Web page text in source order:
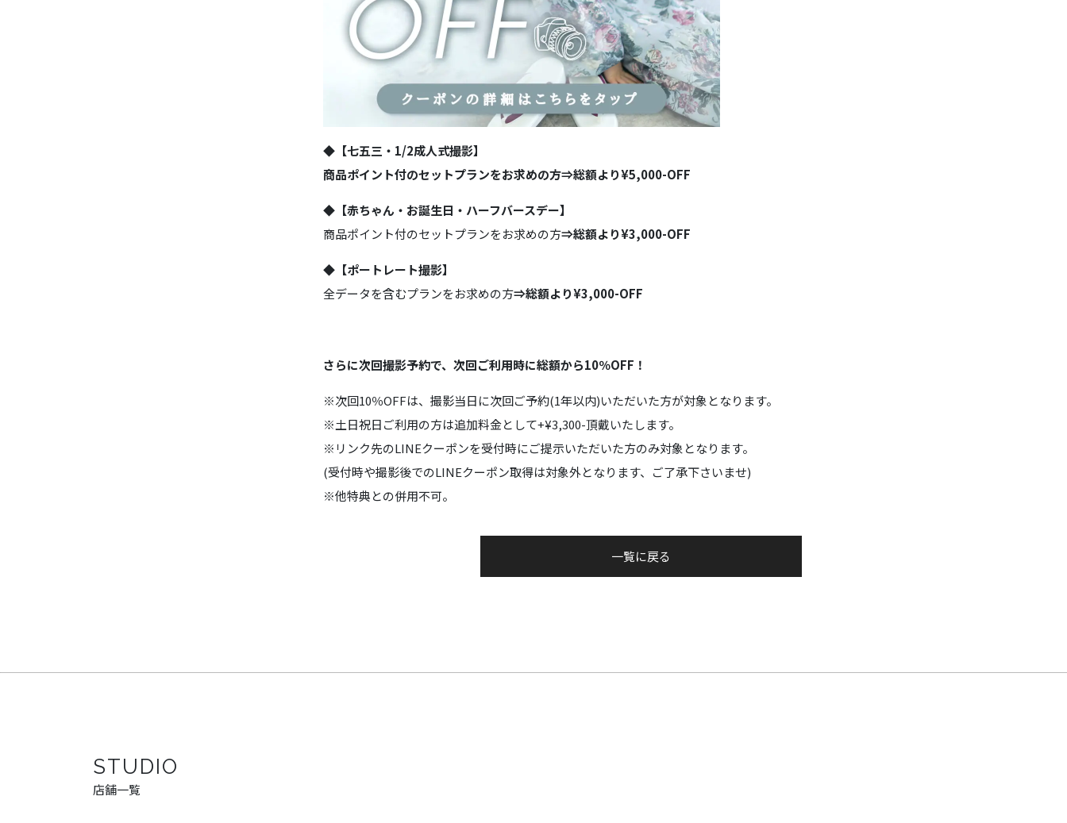
◆【七五三・1/2成人式撮影】
商品ポイント付のセットプランをお求めの方⇒総額より¥5,000-OFF
◆【赤ちゃん・お誕生日・ハーフバースデー】
商品ポイント付のセットプランをお求めの方⇒総額より¥3,000-OFF
◆【ポートレート撮影】
全データを含むプランをお求めの方⇒総額より¥3,000-OFF
さらに次回撮影予約で、次回ご利用時に総額から10％OFF！
※次回10％OFFは、撮影当日に次回ご予約(1年以内)いただいた方が対象となります。
※土日祝日ご利用の方は追加料金として+¥3,300-頂戴いたします。
※リンク先のLINEクーポンを受付時にご提示いただいた方のみ対象となります。
(受付時や撮影後でのLINEクーポン取得は対象外となります、ご了承下さいませ)
※他特典との併用不可。
一覧に戻る
STUDIO
店舗一覧